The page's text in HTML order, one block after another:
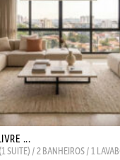
...
SUITE) / 2 BANHEIROS / 1